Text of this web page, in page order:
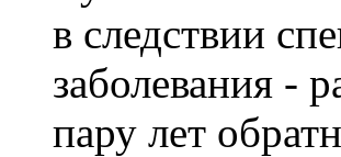
в следствии
заболевания -
пару лет